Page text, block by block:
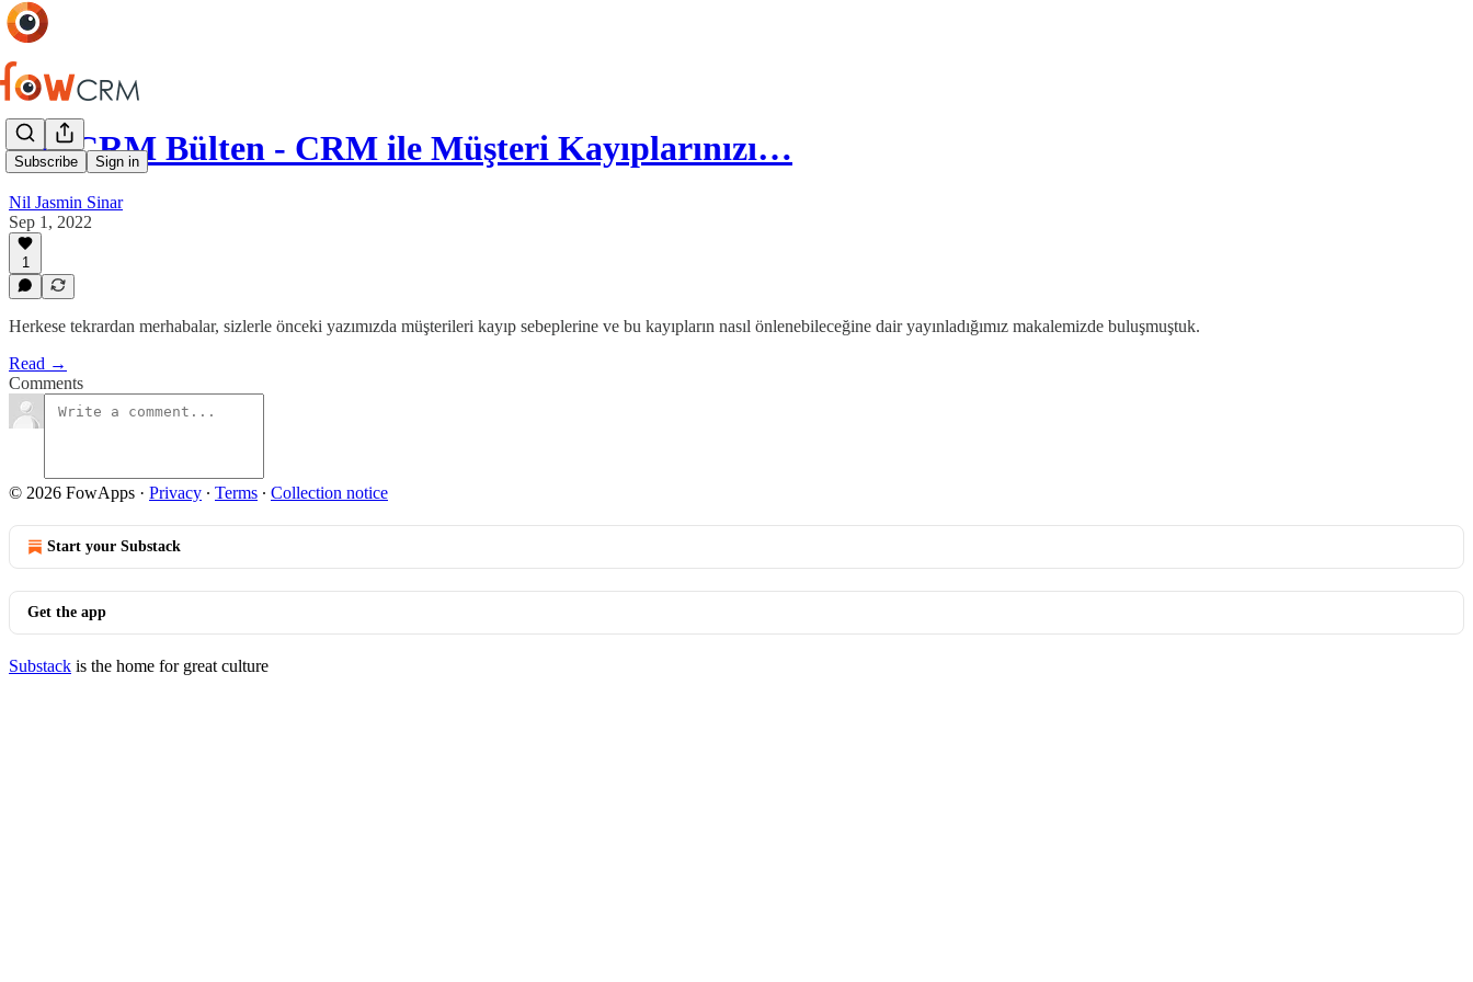
Subscribe Sign in
FowCRM Bülten - CRM ile Müşteri Kayıplarınızı…
Nil Jasmin Sinar
Sep 1, 2022
1
Herkese tekrardan merhabalar, sizlerle önceki yazımızda müşterileri kayıp sebeplerine ve bu kayıpların nasıl önlenebileceğine dair yayınladığımız makalemizde buluşmuştuk.
Read →
Comments
© 2026 FowApps · Privacy ∙ Terms ∙ Collection notice
Start your Substack
Get the app
Substack is the home for great culture